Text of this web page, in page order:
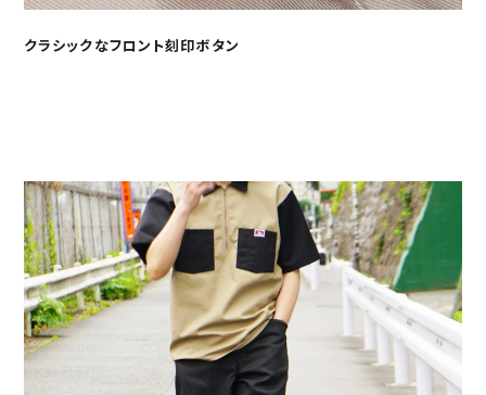
クラシックなフロント刻印ボタン